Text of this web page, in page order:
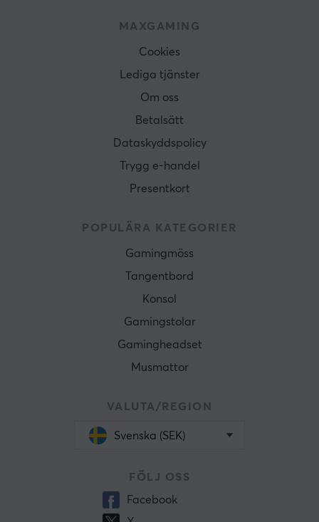
MAXGAMING
Cookies
Lediga tjänster
Om oss
Betalsätt
Dataskyddspolicy
Trygg e-handel
Presentkort
POPULÄRA KATEGORIER
Gamingmöss
Tangentbord
Konsol
Gamingstolar
Gamingheadset
Musmattor
VALUTA/REGION
Svenska (SEK)
FÖLJ OSS
Facebook